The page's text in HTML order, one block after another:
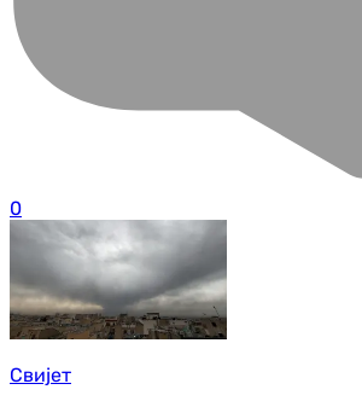
0
Свијет